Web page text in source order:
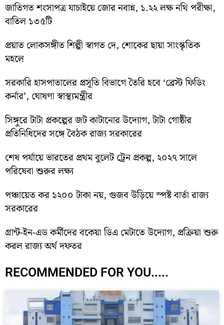
জাতিগত শংসাপত্র যাচাইয়ে জোর নবান্ন, ১.২২ লক্ষ নথি পরীক্ষা,
বাতিল ১৩৫টি
প্রয়াত লোকসঙ্গীত শিল্পী স্বাগত দে, শোকের ছায়া সাংস্কৃতিক
মহলে
সরকারি হাসপাতালের প্রসূতি বিভাগে তৈরি হবে ‘ব্রেস্ট ফিডিং
কর্নার’, ঘোষণা স্বাস্থ্যমন্ত্রীর
সিঙ্গুরে টাটা প্রকল্পের জট কাটানোর উদ্যোগ, টাটা গোষ্ঠীর
প্রতিনিধিদের সঙ্গে বৈঠক রাজ্য সরকারের
শেষ পর্যায়ে ভারতের প্রথম বুলেট ট্রেন প্রকল্প, ২০২৭ সালে
পরিষেবা শুরুর লক্ষ্য
পঞ্চায়েত কর ১২০০ টাকা নয়, গুজব উড়িয়ে স্পষ্ট বার্তা রাজ্য
সরকারের
গ্রান্ট-ইন-এড কর্মীদের বকেয়া ডিএ মেটাতে উদ্যোগ, প্রক্রিয়া শুরু
করল রাজ্য অর্থ দফতর
RECOMMENDED FOR YOU.....